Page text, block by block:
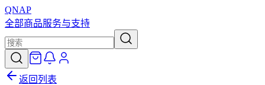
QNAP
全部商品服务与支持
返回列表